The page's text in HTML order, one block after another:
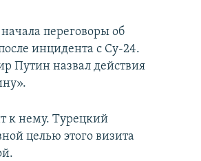
переговоры об
инцидента с Су-24.
Путин назвал действия
к нему. Турецкий
целью этого визита